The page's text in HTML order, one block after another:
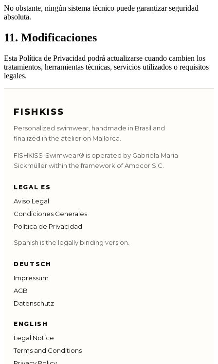
No obstante, ningún sistema técnico puede garantizar seguridad
absoluta.
11. Modificaciones
Esta Política de Privacidad podrá actualizarse cuando cambien los
tratamientos, herramientas técnicas, servicios utilizados o requisitos
legales.
FISHKISS
Personalized swimwear, handmade in Brasil and
finalized in the atelier on Mallorca.
FISHKISS-Swimwear® is operated by Gabriela Maria
Sickmüller within the framework of Ambcor S.C.
LEGAL ES
Aviso Legal
Condiciones Generales
Política de Privacidad
Spanish is the legally binding version.
DEUTSCH
Impressum
AGB
Datenschutz
ENGLISH
Legal Notice
Terms and Conditions